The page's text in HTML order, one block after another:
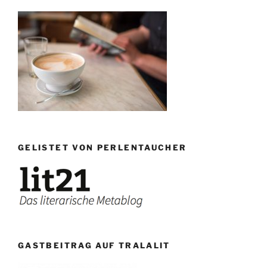
GELISTET VON PERLENTAUCHER
GASTBEITRAG AUF TRALALIT